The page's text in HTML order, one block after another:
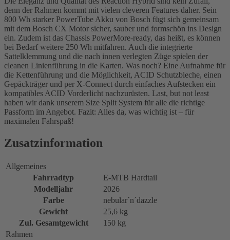
denn der Rahmen kommt mit vielen cleveren Features daher. Sein
800 Wh starker PowerTube Akku von Bosch fügt sich gemeinsam
mit dem Bosch CX Motor sicher, sauber und formschön ins Design
ein. Zudem ist das Chassis PowerMore-ready, das heißt, es können
bei Bedarf weitere 250 Wh mitfahren. Auch die integrierte
Sattelklemmung und die nach innen verlegten Züge spielen der
cleanen Linienführung in die Karten. Was noch? Eine Aufnahme für
die Kettenführung und die Möglichkeit, ACID Schutzbleche, einen
Gepäckträger und per X-Connect durch einfaches Aufstecken ein
kompatibles ACID Vorderlicht nachzurüsten. Last, but not least
haben wir dank unserem Size Split System für alle die richtige
Passform im Angebot. Fazit: Alles da, was wichtig ist – für
maximalen Fahrspaß!
Zusatzinformation
Allgemeines
Fahrradtyp
E-MTB Hardtail
Modelljahr
2026
Farbe
nebular´n´dazzle
Gewicht
25,6 kg
Zul. Gesamtgewicht
150 kg
Rahmen